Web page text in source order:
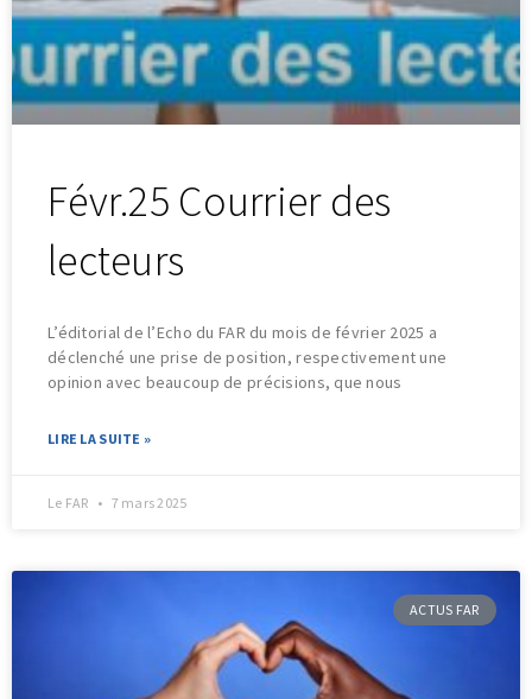
Févr.25 Courrier des
lecteurs
L’éditorial de l’Echo du FAR du mois de février 2025 a
déclenché une prise de position, respectivement une
opinion avec beaucoup de précisions, que nous
LIRE LA SUITE »
Le FAR 7 mars 2025
ACTUS FAR